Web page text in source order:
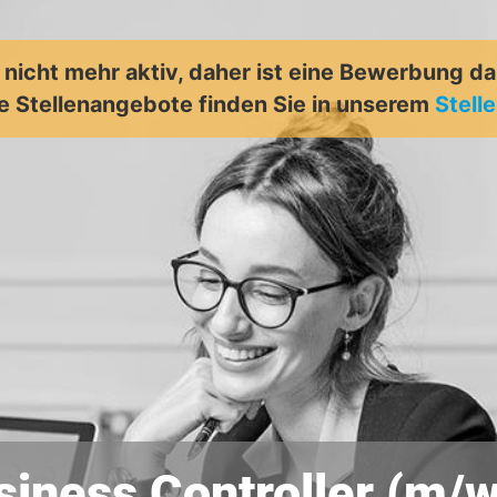
mehr aktiv, daher ist eine Bewerbung
Stellenangebote finden Sie in unserem